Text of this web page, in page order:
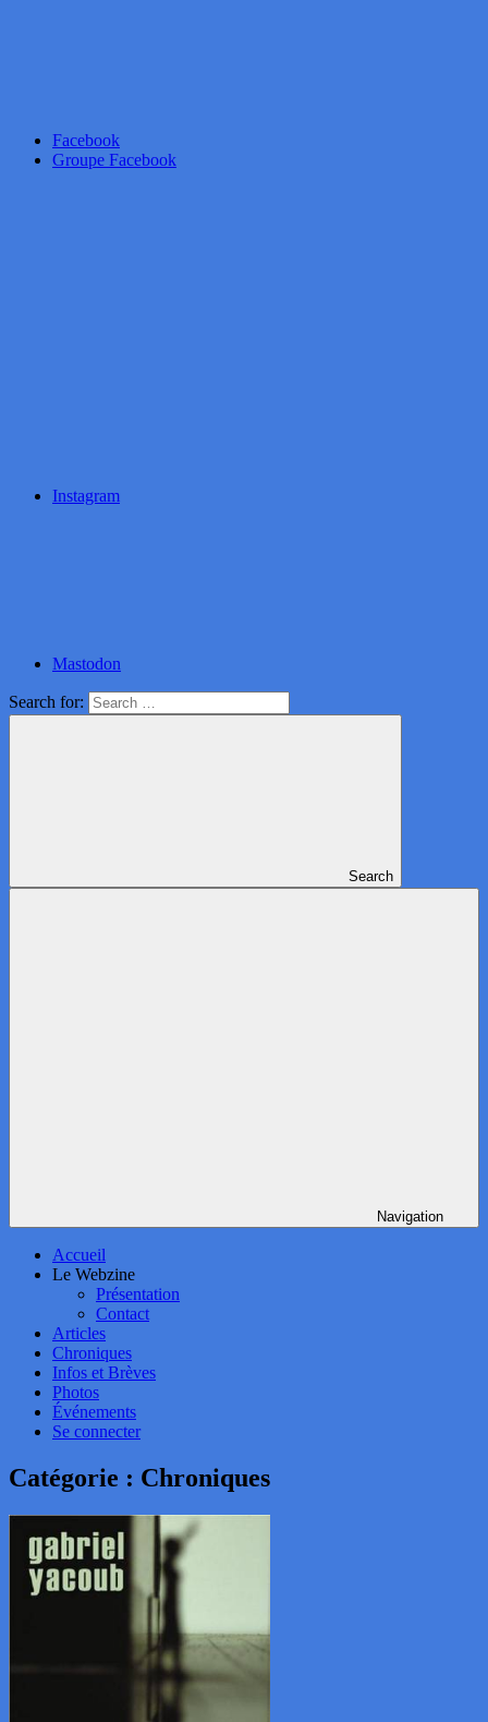
Facebook
Groupe Facebook
Instagram
Mastodon
Search for:
Search
Navigation
Accueil
Le Webzine
Présentation
Contact
Articles
Chroniques
Infos et Brèves
Photos
Événements
Se connecter
Catégorie : Chroniques